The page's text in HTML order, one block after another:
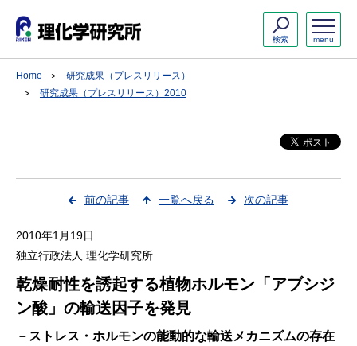
menu
検索
Home
研究成果（プレスリリース）
研究成果（プレスリリース）2010
前の記事 一覧へ戻る 次の記事
2010年1月19日
独立行政法人 理化学研究所
乾燥耐性を誘起する植物ホルモン「アブシジ
ン酸」の輸送因子を発見
－ストレス・ホルモンの能動的な輸送メカニズムの存在